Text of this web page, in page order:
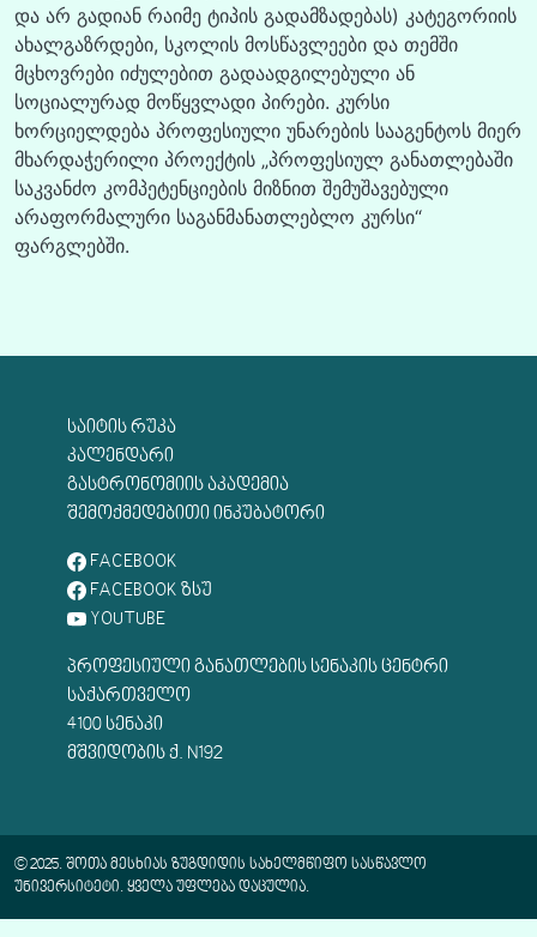
და არ გადიან რაიმე ტიპის გადამზადებას) კატეგორიის
ახალგაზრდები, სკოლის მოსწავლეები და თემში
მცხოვრები იძულებით გადაადგილებული ან
სოციალურად მოწყვლადი პირები. კურსი
ხორციელდება პროფესიული უნარების სააგენტოს მიერ
მხარდაჭერილი პროექტის „პროფესიულ განათლებაში
საკვანძო კომპეტენციების მიზნით შემუშავებული
არაფორმალური საგანმანათლებლო კურსი“
ფარგლებში.
ᲡᲐᲘᲢᲘᲡ ᲠᲣᲙᲐ
ᲙᲐᲚᲔᲜᲓᲐᲠᲘ
ᲒᲐᲡᲢᲠᲝᲜᲝᲛᲘᲘᲡ ᲐᲙᲐᲓᲔᲛᲘᲐ
ᲨᲔᲛᲝᲥᲛᲔᲓᲔᲑᲘᲗᲘ ᲘᲜᲙᲣᲑᲐᲢᲝᲠᲘ
FACEBOOK
FACEBOOK ᲖᲡᲣ
YOUTUBE
ᲞᲠᲝᲤᲔᲡᲘᲣᲚᲘ ᲒᲐᲜᲐᲗᲚᲔᲑᲘᲡ ᲡᲔᲜᲐᲙᲘᲡ ᲪᲔᲜᲢᲠᲘ
ᲡᲐᲥᲐᲠᲗᲕᲔᲚᲝ
4100 ᲡᲔᲜᲐᲙᲘ
ᲛᲨᲕᲘᲓᲝᲑᲘᲡ Ქ. N192
© 2025. ᲨᲝᲗᲐ ᲛᲔᲡᲮᲘᲐᲡ ᲖᲣᲒᲓᲘᲓᲘᲡ ᲡᲐᲮᲔᲚᲛᲬᲘᲤᲝ ᲡᲐᲡᲬᲐᲕᲚᲝ
ᲣᲜᲘᲕᲔᲠᲡᲘᲢᲔᲢᲘ. ᲧᲕᲔᲚᲐ ᲣᲤᲚᲔᲑᲐ ᲓᲐᲪᲣᲚᲘᲐ.